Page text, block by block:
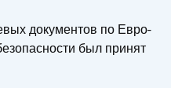
документов по Евро-
был принят